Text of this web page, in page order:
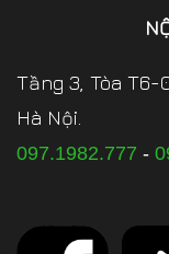
Tầng 3, Tòa T6-
Hà Nội.
097.1982.777 -